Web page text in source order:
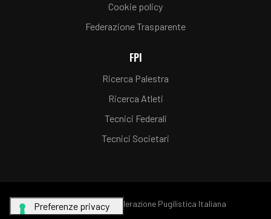
Cookie policy
Federazione Trasparente
FPI
Ricerca Palestra
Ricerca Atleti
Tecnici Federali
Tecnici Societari
© Copyright FPI - Federazione Pugilistica Italiana